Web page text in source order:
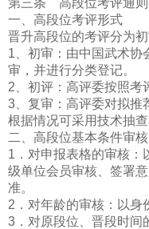
第三条 高段位考评通则
一、高段位考评形式
晋升高段位的考评分为初
1、初审：由中国武术协
审，并进行分类登记。
2、初评：高评委按照考
3、复审：高评委对拟推
根据情况可采用技术抽
二、高段位基本条件审核
1．对申报表格的审核：
级单位会员审核、签署
准。
2．对年龄的审核：以身
3．对原段位、晋段时间